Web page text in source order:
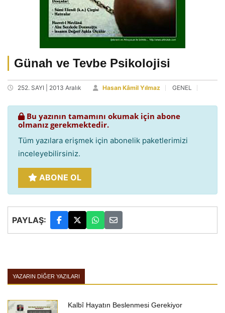
Günah ve Tevbe Psikolojisi
252. SAYI | 2013 Aralık Hasan Kâmil Yılmaz GENEL
Bu yazının tamamını okumak için abone
olmanız gerekmektedir.
Tüm yazılara erişmek için abonelik paketlerimizi
inceleyebilirsiniz.
ABONE OL
PAYLAŞ:
YAZARIN DIĞER YAZILARI
Kalbî Hayatın Beslenmesi Gerekiyor